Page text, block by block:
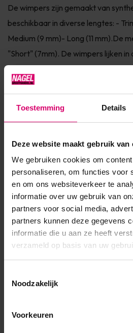
Toestemming Details
Deze website maakt gebruik van
We gebruiken cookies om
personaliseren, om functies voor
en om ons websiteverkeer te
informatie over uw gebruik van
partners voor social media,
partners kunnen deze gegevens
informatie die u aan ze heeft
verzameld op basis van uw
Noodzakelijk
Voorkeuren
De wimpers zijn gemaakt van
beschikbaar in diverse lengtes: -
Medium (9 mm)- Long (11 mm).De
"Short" (7mm). De wimpers lijken
rekening mee.De "trim" (5mm)
Toon meer
Artikelnummer
SKU 3883